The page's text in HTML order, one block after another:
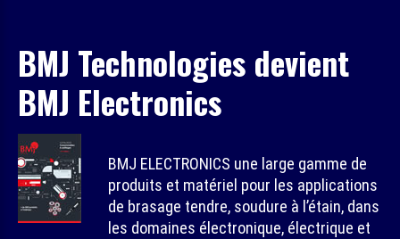
BMJ Technologies devient
BMJ Electronics
BMJ ELECTRONICS une large gamme de
produits et matériel pour les applications
de brasage tendre, soudure à l’étain, dans
les domaines électronique, électrique et